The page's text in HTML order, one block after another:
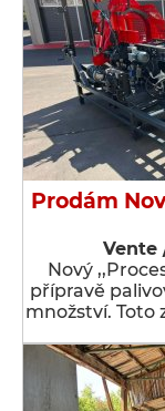
Prodám
Vente
Nový
přípravě
množství. Toto